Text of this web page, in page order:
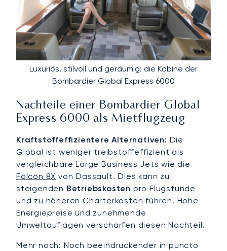
Luxuriös, stilvoll und geräumig: die Kabine der
Bombardier Global Express 6000
Nachteile einer Bombardier Global
Express 6000 als Mietflugzeug
Kraftstoffeffizientere Alternativen: Die
Global ist weniger treibstoffeffizient als
vergleichbare Large Business Jets wie die
Falcon 8X von Dassault. Dies kann zu
steigenden Betriebskosten pro Flugstunde
und zu höheren Charterkosten führen. Hohe
Energiepreise und zunehmende
Umweltauflagen verschärfen diesen Nachteil.
Mehr noch: Noch beeindruckender in puncto